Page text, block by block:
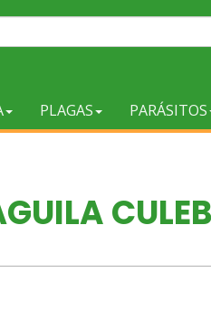
PLAGAS PARÁSITOS